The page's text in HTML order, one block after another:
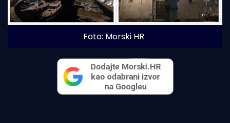
Foto: Morski HR